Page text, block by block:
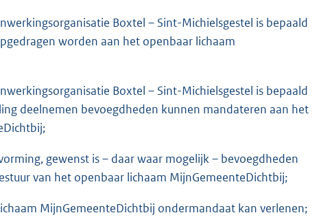
Boxtel – Sint-Michielsgestel is bepaald
worden aan het openbaar lichaam
Boxtel – Sint-Michielsgestel is bepaald
deelnemen bevoegdheden kunnen mandateren aan het
gewenst is – daar waar mogelijk – bevoegdheden
van het openbaar lichaam MijnGemeenteDichtbij;
MijnGemeenteDichtbij ondermandaat kan verlenen;